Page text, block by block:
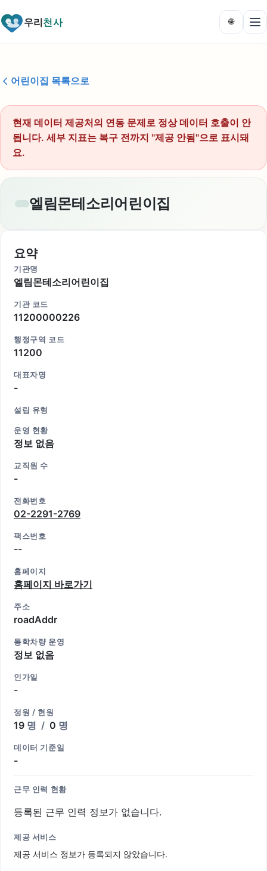
우리천사 🌐
어린이집 목록으로
현재 데이터 제공처의 연동 문제로 정상 데이터 호출이 안
됩니다. 세부 지표는 복구 전까지 "제공 안됨"으로 표시돼
요.
엘림몬테소리어린이집
요약
기관명
엘림몬테소리어린이집
기관 코드
11200000226
행정구역 코드
11200
대표자명
-
설립 유형
운영 현황
정보 없음
교직원 수
-
전화번호
02-2291-2769
팩스번호
--
홈페이지
홈페이지 바로가기
주소
roadAddr
통학차량 운영
정보 없음
인가일
-
정원 / 현원
19 명 / 0 명
데이터 기준일
-
근무 인력 현황
등록된 근무 인력 정보가 없습니다.
제공 서비스
제공 서비스 정보가 등록되지 않았습니다.